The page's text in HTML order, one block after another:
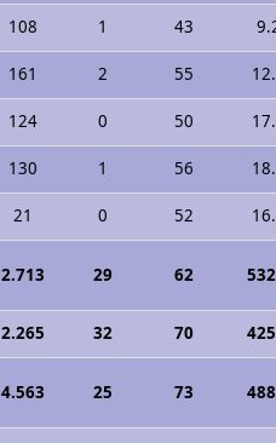
108 1 43
161 2 55
124 0 50
130 1 56
21 0 52
2.713 29 62
2.265 32 70
4.563 25 73